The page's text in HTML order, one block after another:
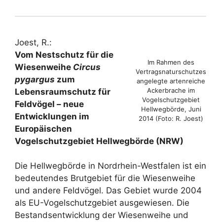
Im Rahmen des
Vertragsnaturschutzes
angelegte artenreiche
Ackerbrache im
Vogelschutzgebiet
Hellwegbörde, Juni
2014 (Foto: R. Joest)
Joest, R.:
Vom Nestschutz für die
Wiesenweihe Circus
pygargus zum
Lebensraumschutz für
Feldvögel – neue
Entwicklungen im
Europäischen
Vogelschutzgebiet Hellwegbörde (NRW)
Die Hellwegbörde in Nordrhein-Westfalen ist ein
bedeutendes Brutgebiet für die Wiesenweihe
und andere Feldvögel. Das Gebiet wurde 2004
als EU-Vogelschutzgebiet ausgewiesen. Die
Bestandsentwicklung der Wiesenweihe und